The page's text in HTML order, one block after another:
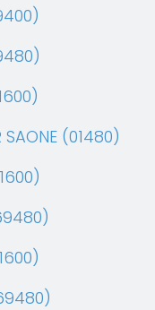
(01480)